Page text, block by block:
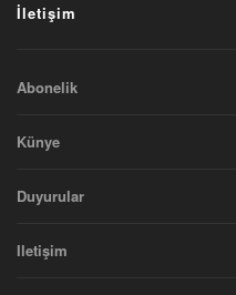
İletişim
Abonelik
Künye
Duyurular
Iletişim